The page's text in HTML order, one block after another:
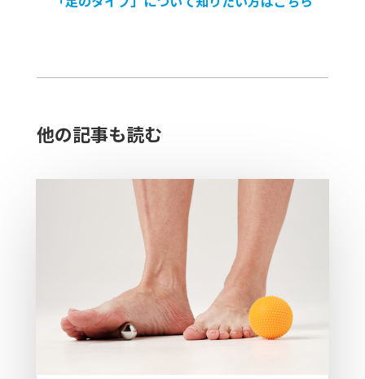
他の記事も読む​